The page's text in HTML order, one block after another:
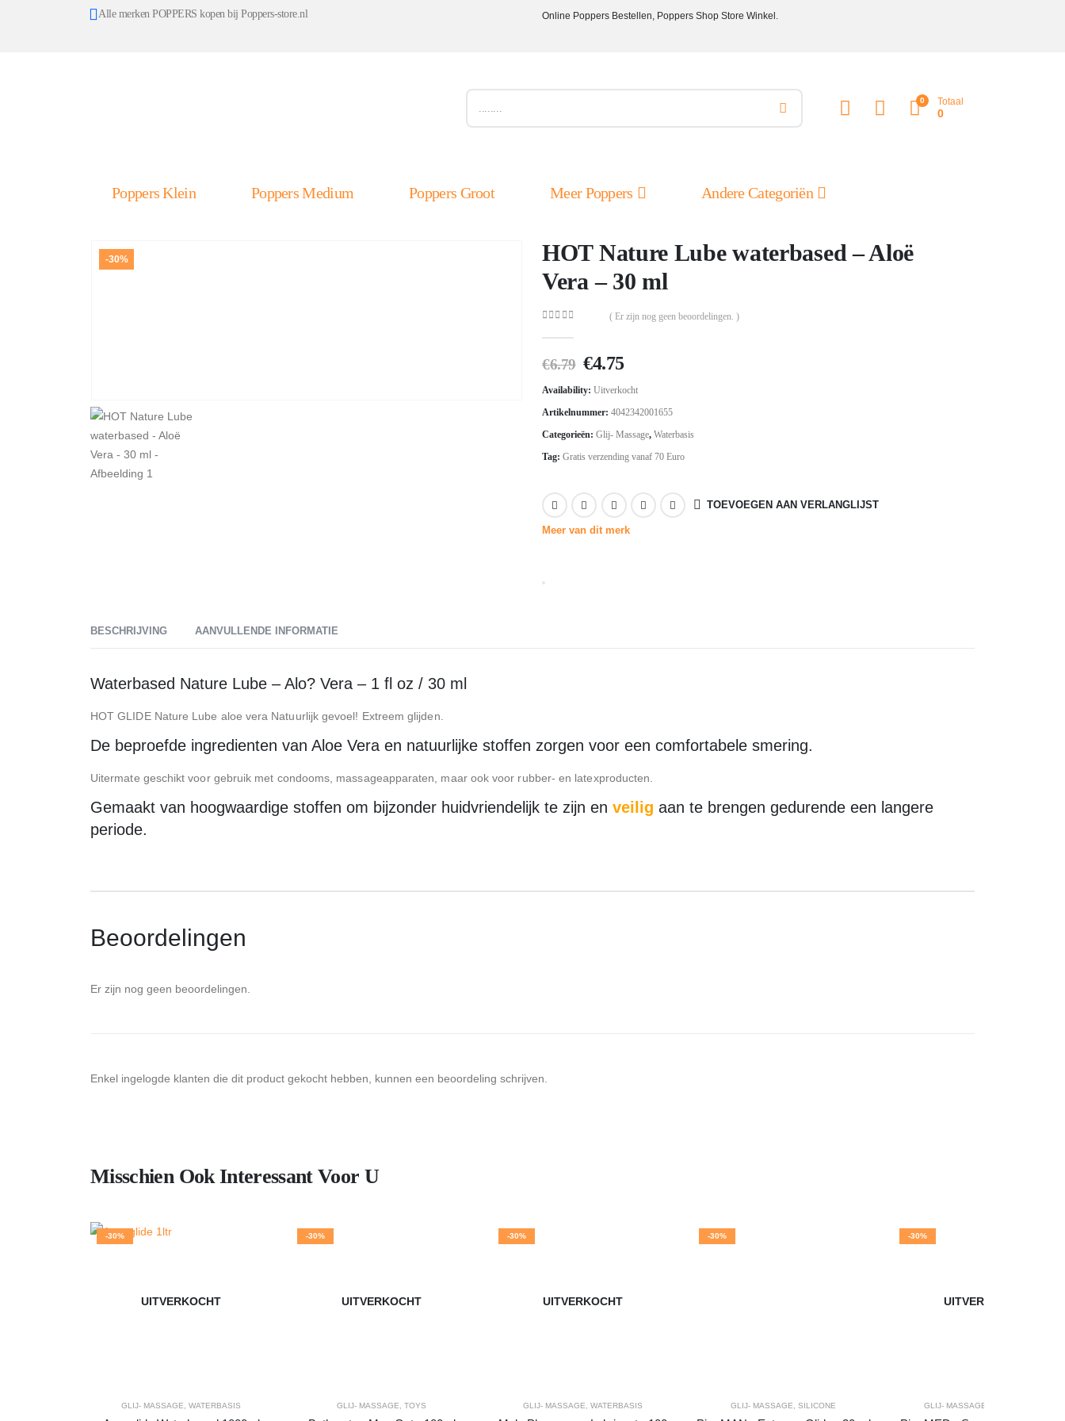
Alle merken POPPERS kopen bij Poppers-store.nl Online Poppers Bestellen, Poppers Shop Store Winkel.
0 Totaal
0
Poppers Klein Poppers Medium Poppers Groot Meer Poppers Andere Categoriën
-30%
HOT Nature Lube waterbased – Aloë
Vera – 30 ml
( Er zijn nog geen beoordelingen. )
€6.79 Oorspronkelijke
prijs
was:
€6.79.
€4.75Huidige
prijs
is:
€4.75.
Availability: Uitverkocht
Artikelnummer: 4042342001655
Categorieën: Glij- Massage, Waterbasis
Tag: Gratis verzending vanaf 70 Euro
TOEVOEGEN AAN VERLANGLIJST
Meer van dit merk
BESCHRIJVING AANVULLENDE INFORMATIE
Waterbased Nature Lube – Alo? Vera – 1 fl oz / 30 ml
HOT GLIDE Nature Lube aloe vera Natuurlijk gevoel! Extreem glijden.
De beproefde ingredienten van Aloe Vera en natuurlijke stoffen zorgen voor een comfortabele smering.
Uitermate geschikt voor gebruik met condooms, massageapparaten, maar ook voor rubber- en latexproducten.
Gemaakt van hoogwaardige stoffen om bijzonder huidvriendelijk te zijn en veilig aan te brengen gedurende een langere
periode.
Beoordelingen
Er zijn nog geen beoordelingen.
Enkel ingelogde klanten die dit product gekocht hebben, kunnen een beoordeling schrijven.
Misschien Ook Interessant Voor U
-30%
UITVERKOCHT
GLIJ- MASSAGE,WATERBASIS
-30%
UITVERKOCHT
GLIJ- MASSAGE,TOYS
-30%
UITVERKOCHT
GLIJ- MASSAGE, WATERBASIS
-30%
GLIJ- MASSAGE,SILICONE
-30%
UITVERKOCHT
GLIJ- MASSAGE